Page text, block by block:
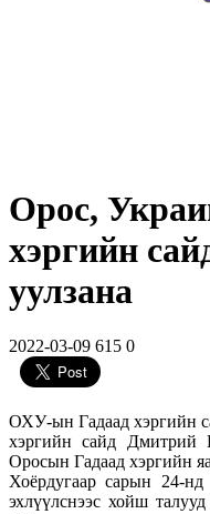
Орос,
хэргийн
уулзана
2022-03-09 615 0
ОХУ-ын Гадаад хэргийн
хэргийн сайд Дмитрий
Оросын Гадаад хэргийн
Хоёрдугаар сарын 24-
эхлүүлснээс хойш